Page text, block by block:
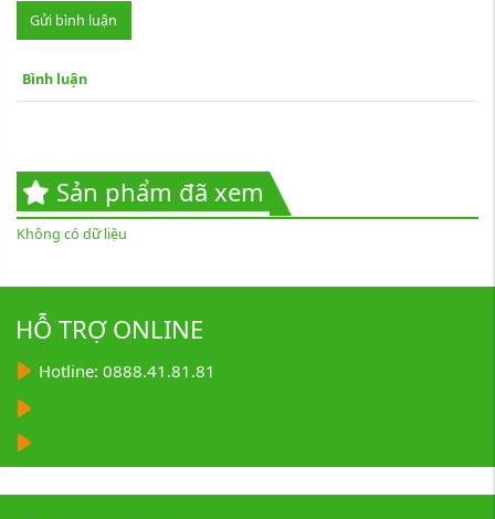
Gửi bình luận
Bình luận
Sản phẩm đã xem
Không có dữ liệu
HỖ TRỢ ONLINE
Hotline: 0888.41.81.81